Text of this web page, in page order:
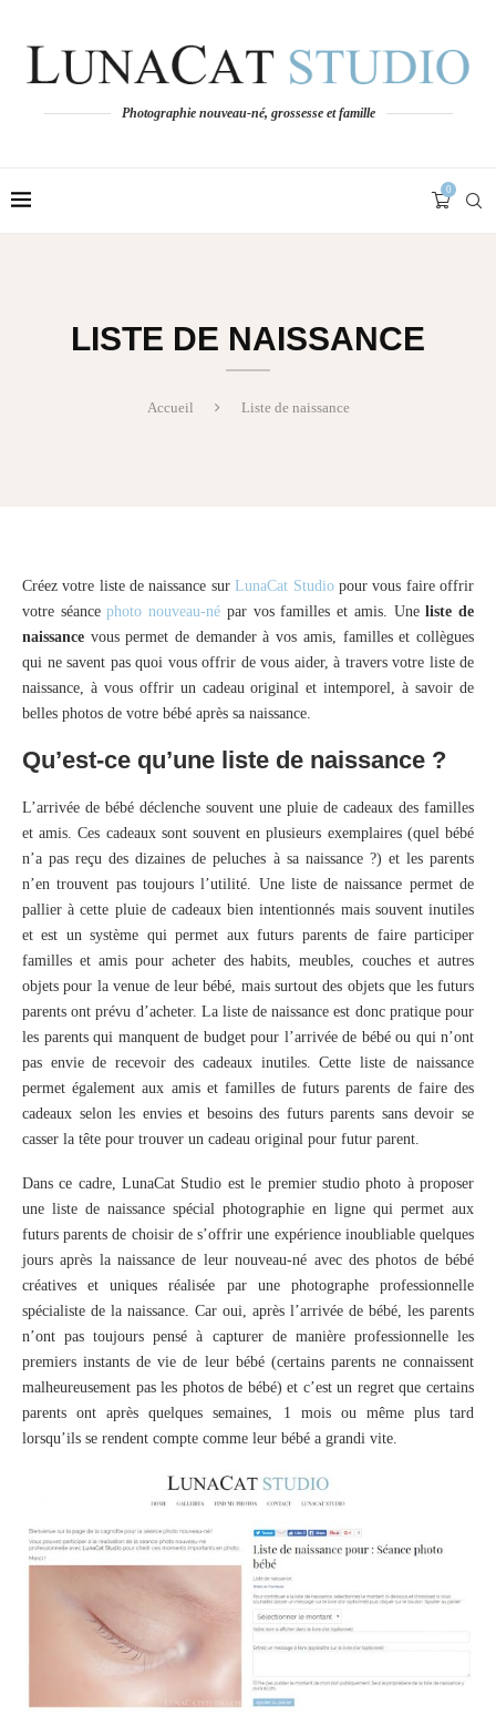
Photographie nouveau-né, grossesse et famille
0
LISTE DE NAISSANCE
Accueil Liste de naissance
Créez votre liste de naissance surLunaCat Studiopour vous faire offrir
votre séancephoto nouveau-né par vos familles et amis. Uneliste de
naissance vous permet de demander à vos amis, familles et collègues
qui ne savent pas quoi vous offrir de vous aider, à travers votre liste de
naissance, à vous offrir un cadeau original et intemporel, à savoir de
belles photos de votre bébé après sa naissance.
Qu’est-ce qu’une liste de naissance ?
L’arrivée de bébé déclenche souvent une pluie de cadeaux des familles
et amis. Ces cadeaux sont souvent en plusieurs exemplaires (quel bébé
n’a pas reçu des dizaines de peluches à sa naissance ?) et les parents
n’en trouvent pas toujours l’utilité. Une liste de naissance permet de
pallier à cette pluie de cadeaux bien intentionnés mais souvent inutiles
et est un système qui permet aux futurs parents de faire participer
familles et amis pour acheter des habits, meubles, couches et autres
objets pour la venue de leur bébé, mais surtout des objets que les futurs
parents ont prévu d’acheter. La liste de naissance est donc pratique pour
les parents qui manquent de budget pour l’arrivée de bébé ou qui n’ont
pas envie de recevoir des cadeaux inutiles. Cette liste de naissance
permet également aux amis et familles de futurs parents de faire des
cadeaux selon les envies et besoins des futurs parents sans devoir se
casser la tête pour trouver un cadeau original pour futur parent.
Dans ce cadre, LunaCat Studio est le premier studio photo à proposer
une liste de naissance spécial photographie en ligne qui permet aux
futurs parents de choisir de s’offrir une expérience inoubliable quelques
jours après la naissance de leur nouveau-né avec des photos de bébé
créatives et uniques réalisée par une photographe professionnelle
spécialiste de la naissance. Car oui, après l’arrivée de bébé, les parents
n’ont pas toujours pensé à capturer de manière professionnelle les
premiers instants de vie de leur bébé (certains parents ne connaissent
malheureusement pas les photos de bébé) et c’est un regret que certains
parents ont après quelques semaines, 1 mois ou même plus tard
lorsqu’ils se rendent compte comme leur bébé a grandi vite.